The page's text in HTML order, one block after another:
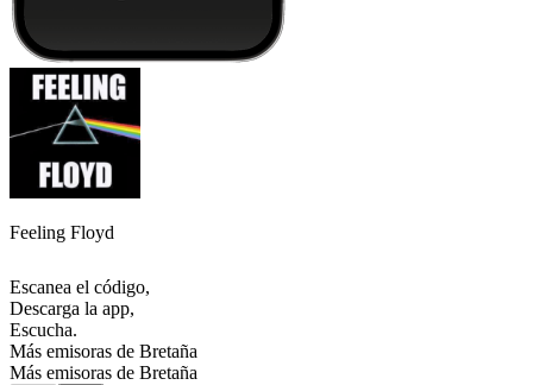
Feeling Floyd
Escanea el código,
Descarga la app,
Escucha.
Más emisoras de Bretaña
Más emisoras de Bretaña